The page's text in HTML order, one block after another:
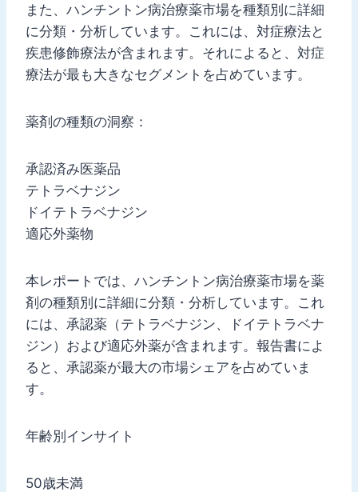
また、ハンチントン病治療薬市場を種類別に詳細
に分類・分析しています。これには、対症療法と
疾患修飾療法が含まれます。それによると、対症
療法が最も大きなセグメントを占めています。
薬剤の種類の洞察：
承認済み医薬品
テトラベナジン
ドイテトラベナジン
適応外薬物
本レポートでは、ハンチントン病治療薬市場を薬
剤の種類別に詳細に分類・分析しています。これ
には、承認薬（テトラベナジン、ドイテトラベナ
ジン）および適応外薬が含まれます。報告書によ
ると、承認薬が最大の市場シェアを占めていま
す。
年齢別インサイト
50歳未満